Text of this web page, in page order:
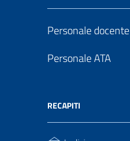
Personale docente
Personale ATA
RECAPITI